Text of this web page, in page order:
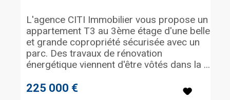
225 000 €
L'agence CITI Immobilier vous propose un
appartement T3 au 3ème étage d'une belle
et grande copropriété sécurisée avec un
parc. Des travaux de rénovation
énergétique viennent d'être vôtés dans la ...